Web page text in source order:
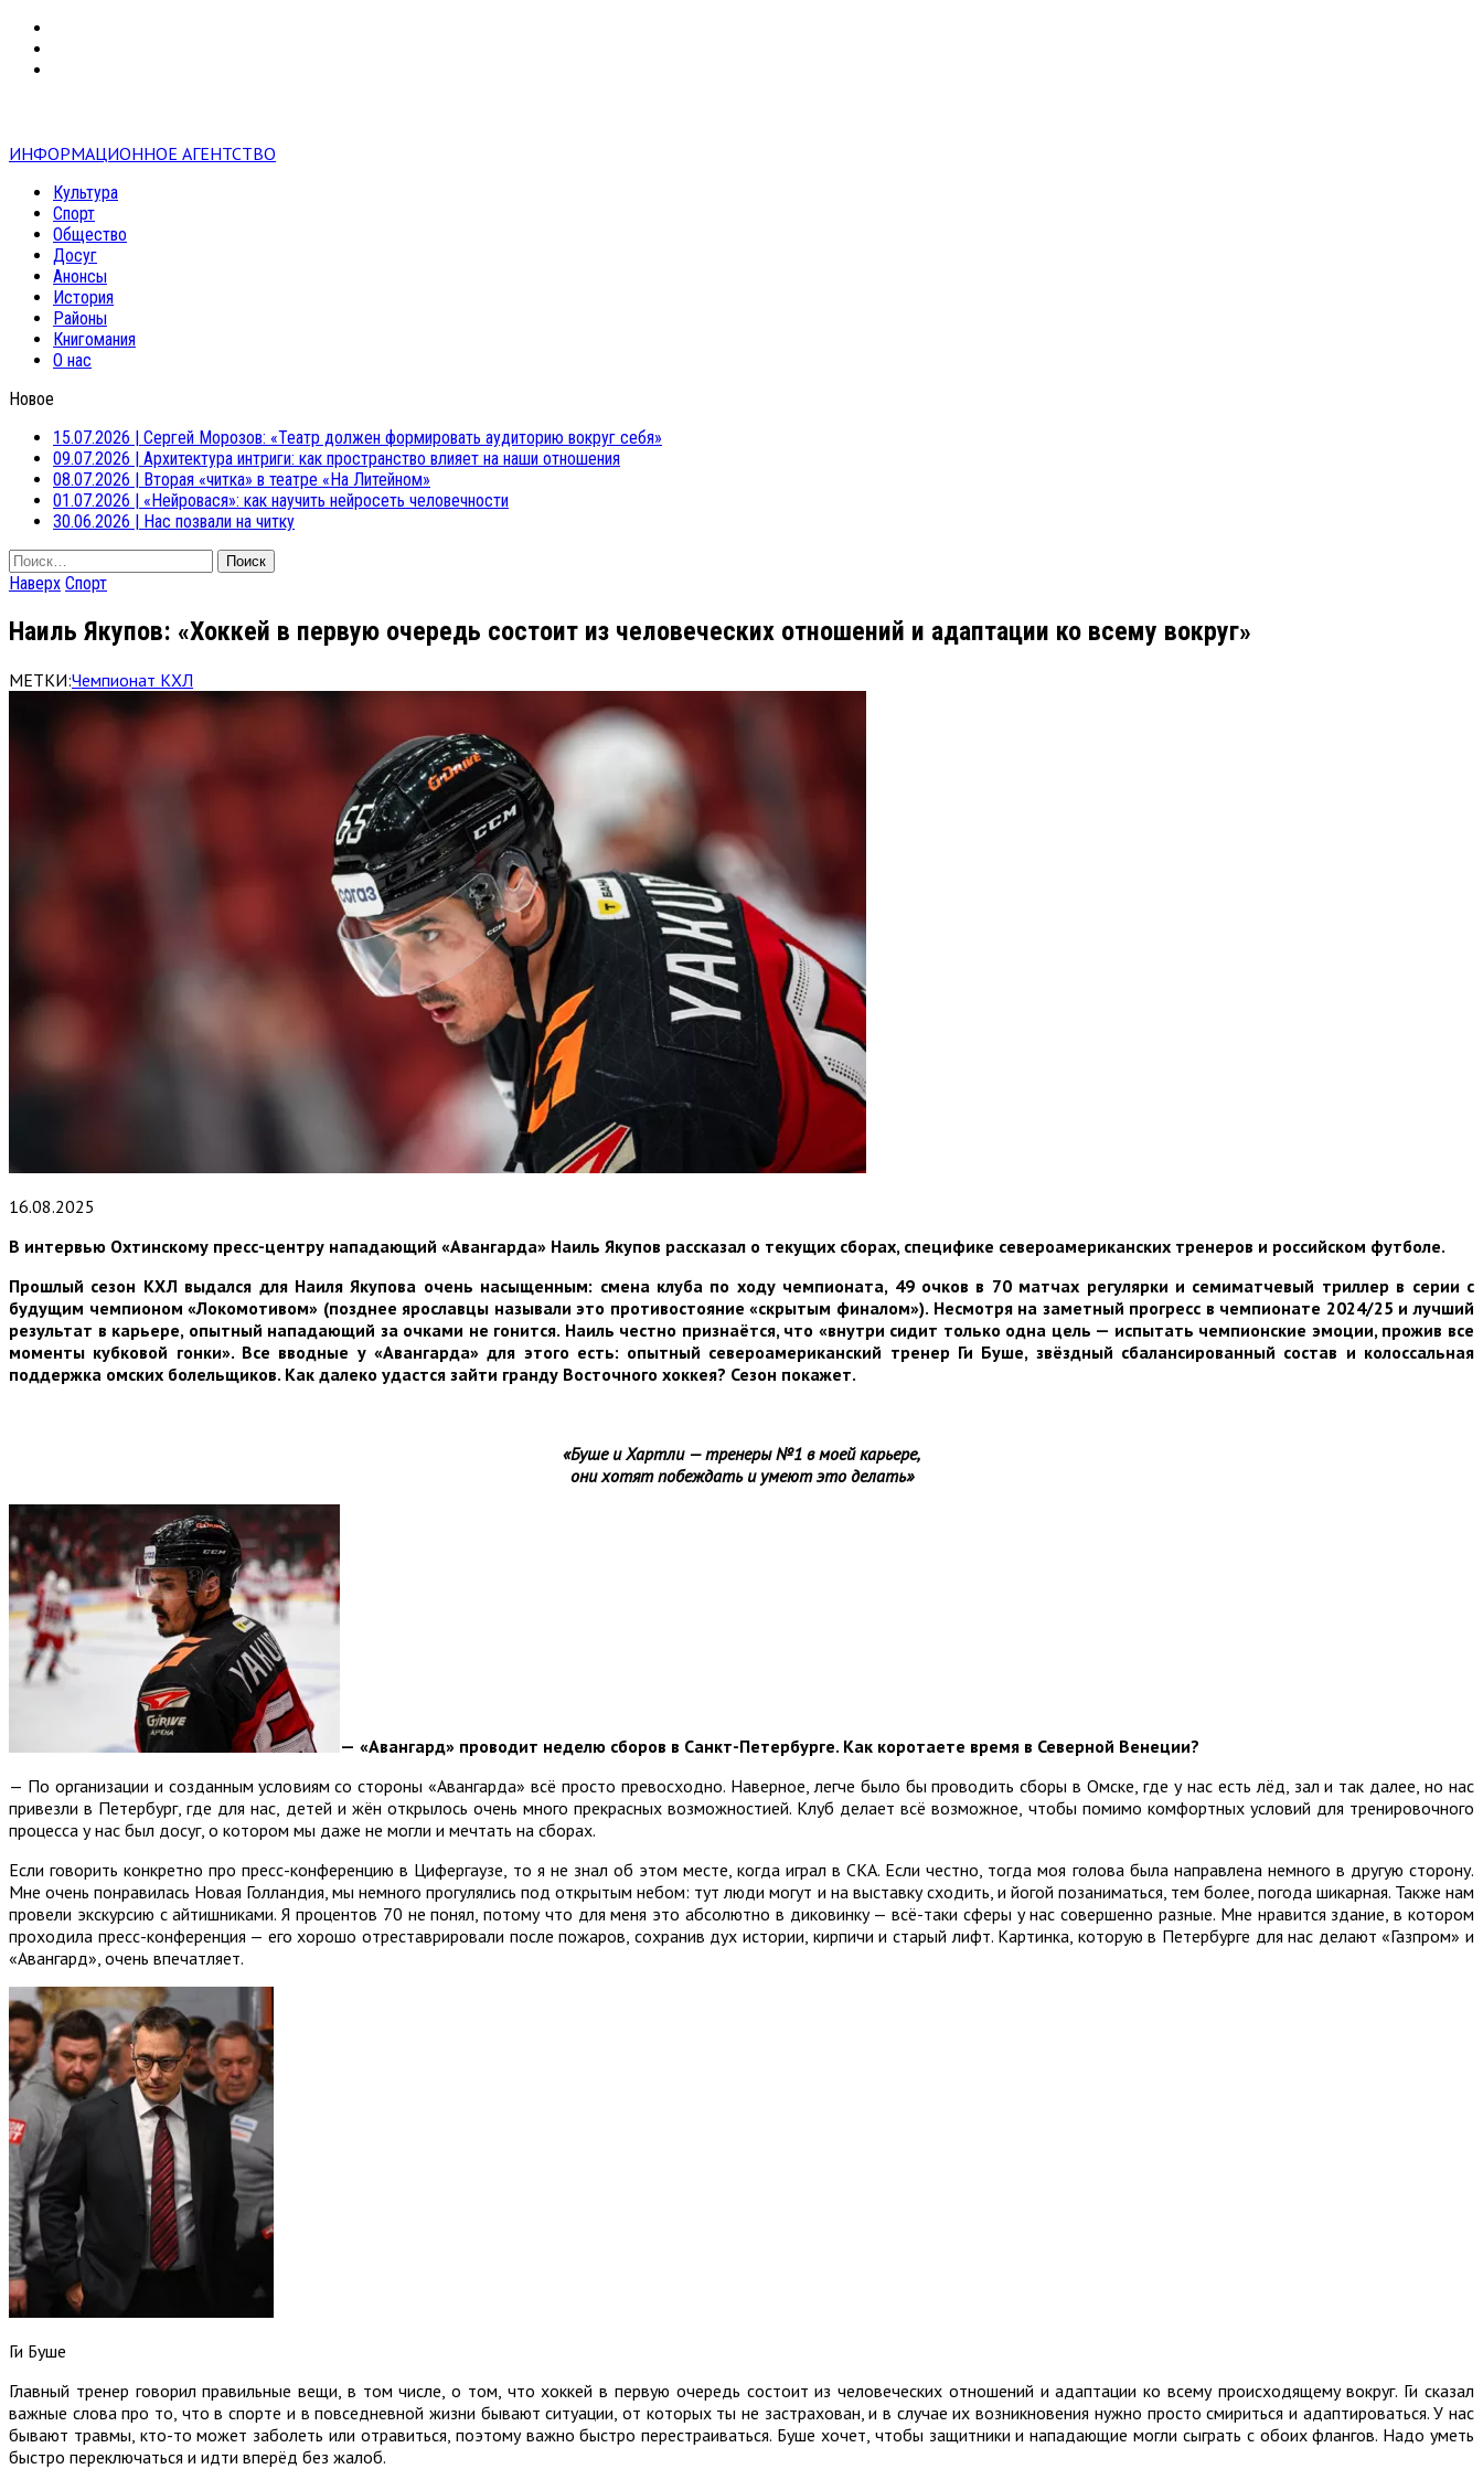
ИНФОРМАЦИОННОЕ АГЕНТСТВО
Культура
Спорт
Общество
Досуг
Анонсы
История
Районы
Книгомания
О нас
Новое
15.07.2026 | Сергей Морозов: «Театр должен формировать аудиторию вокруг себя»
09.07.2026 | Архитектура интриги: как пространство влияет на наши отношения
08.07.2026 | Вторая «читка» в театре «На Литейном»
01.07.2026 | «Нейровася»: как научить нейросеть человечности
30.06.2026 | Нас позвали на читку
Найти:
Наверх Спорт
Наиль Якупов: «Хоккей в первую очередь состоит из человеческих отношений и адаптации ко всему вокруг»
МЕТКИ:Чемпионат КХЛ
16.08.2025
В интервью Охтинскому пресс-центру нападающий «Авангарда» Наиль Якупов рассказал о текущих сборах, специфике североамериканских тренеров и российском футболе.
Прошлый сезон КХЛ выдался для Наиля Якупова очень насыщенным: смена клуба по ходу чемпионата, 49 очков в 70 матчах регулярки и семиматчевый триллер в серии с
будущим чемпионом «Локомотивом» (позднее ярославцы называли это противостояние «скрытым финалом»). Несмотря на заметный прогресс в чемпионате 2024/25 и лучший
результат в карьере, опытный нападающий за очками не гонится. Наиль честно признаётся, что «внутри сидит только одна цель — испытать чемпионские эмоции, прожив все
моменты кубковой гонки». Все вводные у «Авангарда» для этого есть: опытный североамериканский тренер Ги Буше, звёздный сбалансированный состав и колоссальная
поддержка омских болельщиков. Как далеко удастся зайти гранду Восточного хоккея? Сезон покажет.
«Буше и Хартли — тренеры №1 в моей карьере,
они хотят побеждать и умеют это делать»
— «Авангард» проводит неделю сборов в Санкт-Петербурге. Как коротаете время в Северной Венеции?
— По организации и созданным условиям со стороны «Авангарда» всё просто превосходно. Наверное, легче было бы проводить сборы в Омске, где у нас есть лёд, зал и так далее, но нас
привезли в Петербург, где для нас, детей и жён открылось очень много прекрасных возможностией. Клуб делает всё возможное, чтобы помимо комфортных условий для тренировочного
процесса у нас был досуг, о котором мы даже не могли и мечтать на сборах.
Если говорить конкретно про пресс-конференцию в Цифергаузе, то я не знал об этом месте, когда играл в СКА. Если честно, тогда моя голова была направлена немного в другую сторону.
Мне очень понравилась Новая Голландия, мы немного прогулялись под открытым небом: тут люди могут и на выставку сходить, и йогой позаниматься, тем более, погода шикарная. Также нам
провели экскурсию с айтишниками. Я процентов 70 не понял, потому что для меня это абсолютно в диковинку — всё-таки сферы у нас совершенно разные. Мне нравится здание, в котором
проходила пресс-конференция — его хорошо отреставрировали после пожаров, сохранив дух истории, кирпичи и старый лифт. Картинка, которую в Петербурге для нас делают «Газпром» и
«Авангард», очень впечатляет.
Ги Буше
Главный тренер говорил правильные вещи, в том числе, о том, что хоккей в первую очередь состоит из человеческих отношений и адаптации ко всему происходящему вокруг. Ги сказал
важные слова про то, что в спорте и в повседневной жизни бывают ситуации, от которых ты не застрахован, и в случае их возникновения нужно просто смириться и адаптироваться. У нас
бывают травмы, кто-то может заболеть или отравиться, поэтому важно быстро перестраиваться. Буше хочет, чтобы защитники и нападающие могли сыграть с обоих флангов. Надо уметь
быстро переключаться и идти вперёд без жалоб.